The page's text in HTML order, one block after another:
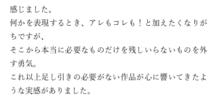
感じました。
何かを表現するとき、アレもコレも！と加えたくなりが
ちですが、
そこから本当に必要なものだけを残しいらないものを外
す勇気。
これ以上足し引きの必要がない作品が心に響いてきたよ
うな実感がありました。